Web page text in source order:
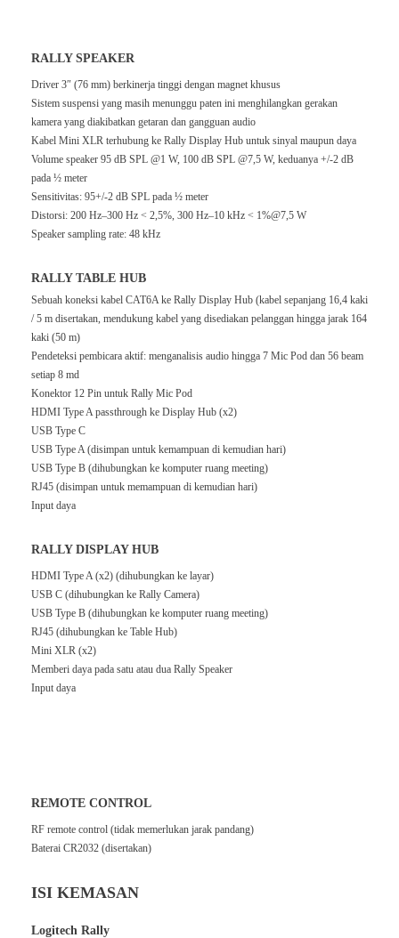
RALLY SPEAKER
Driver 3″ (76 mm) berkinerja tinggi dengan magnet khusus
Sistem suspensi yang masih menunggu paten ini menghilangkan gerakan
kamera yang diakibatkan getaran dan gangguan audio
Kabel Mini XLR terhubung ke Rally Display Hub untuk sinyal maupun daya
Volume speaker 95 dB SPL @1 W, 100 dB SPL @7,5 W, keduanya +/-2 dB
pada ½ meter
Sensitivitas: 95+/-2 dB SPL pada ½ meter
Distorsi: 200 Hz–300 Hz < 2,5%, 300 Hz–10 kHz < 1%@7,5 W
Speaker sampling rate: 48 kHz
RALLY TABLE HUB
Sebuah koneksi kabel CAT6A ke Rally Display Hub (kabel sepanjang 16,4 kaki
/ 5 m disertakan, mendukung kabel yang disediakan pelanggan hingga jarak 164
kaki (50 m)
Pendeteksi pembicara aktif: menganalisis audio hingga 7 Mic Pod dan 56 beam
setiap 8 md
Konektor 12 Pin untuk Rally Mic Pod
HDMI Type A passthrough ke Display Hub (x2)
USB Type C
USB Type A (disimpan untuk kemampuan di kemudian hari)
USB Type B (dihubungkan ke komputer ruang meeting)
RJ45 (disimpan untuk memampuan di kemudian hari)
Input daya
RALLY DISPLAY HUB
HDMI Type A (x2) (dihubungkan ke layar)
USB C (dihubungkan ke Rally Camera)
USB Type B (dihubungkan ke komputer ruang meeting)
RJ45 (dihubungkan ke Table Hub)
Mini XLR (x2)
Memberi daya pada satu atau dua Rally Speaker
Input daya
REMOTE CONTROL
RF remote control (tidak memerlukan jarak pandang)
Baterai CR2032 (disertakan)
ISI KEMASAN
Logitech Rally